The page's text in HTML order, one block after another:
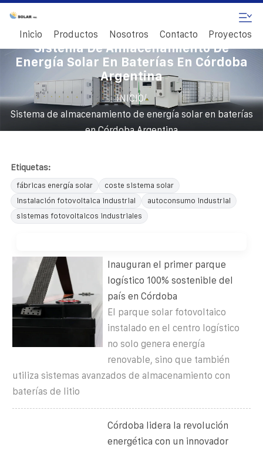
Inicio Productos Nosotros Contacto Proyectos
Sistema De Almacenamiento De
Energía Solar En Baterías En Córdoba
Argentina
INICIO/
Sistema de almacenamiento de energía solar en baterías
en Córdoba Argentina
Etiquetas:
fábricas energía solar
coste sistema solar
instalación fotovoltaica industrial
autoconsumo industrial
sistemas fotovoltaicos industriales
Inauguran el primer parque
logístico 100% sostenible del
país en Córdoba
El parque solar fotovoltaico
instalado en el centro logístico
no solo genera energía
renovable, sino que también
utiliza sistemas avanzados de almacenamiento con
baterías de litio
Córdoba lidera la revolución
energética con un innovador